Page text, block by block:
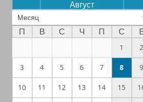
Август
Месяц
П В С Ч П С
1
2
3 4 5 6 7 8 9
10 11 12 13 14 15